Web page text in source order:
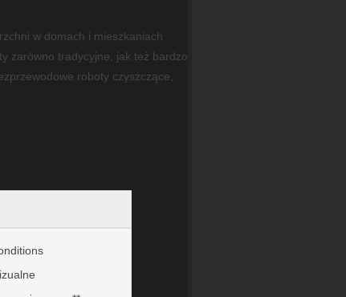
w domach i mieszkaniach
zarówno tradycyjne, jak też bardzo
roboty czyszczące,